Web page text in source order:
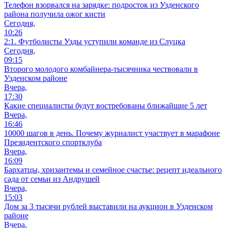
Телефон взорвался на зарядке: подросток из Узденского
района получила ожог кисти
Сегодня,
10:26
2:1. Футболисты Узды уступили команде из Слуцка
Сегодня,
09:15
Второго молодого комбайнера-тысячника чествовали в
Узденском районе
Вчера,
17:30
Какие специалисты будут востребованы ближайшие 5 лет
Вчера,
16:46
10000 шагов в день. Почему журналист участвует в марафоне
Президентского спортклуба
Вчера,
16:09
Бархатцы, хризантемы и семейное счастье: рецепт идеального
сада от семьи из Андрушей
Вчера,
15:03
Дом за 3 тысячи рублей выставили на аукцион в Узденском
районе
Вчера,